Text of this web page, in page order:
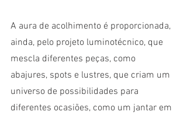
A aura de acolhimento é proporcionada,
ainda, pelo projeto luminotécnico, que
mescla diferentes peças, como
abajures, spots e lustres, que criam um
universo de possibilidades para
diferentes ocasiões, como um jantar em